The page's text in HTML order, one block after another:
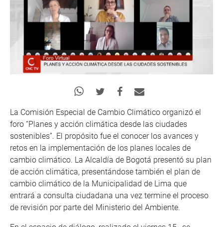
La Comisión Especial de Cambio Climático organizó el
foro “Planes y acción climática desde las ciudades
sostenibles”. El propósito fue el conocer los avances y
retos en la implementación de los planes locales de
cambio climático. La Alcaldía de Bogotá presentó su plan
de acción climática, presentándose también el plan de
cambio climático de la Municipalidad de Lima que
entrará a consulta ciudadana una vez termine el proceso
de revisión por parte del Ministerio del Ambiente.